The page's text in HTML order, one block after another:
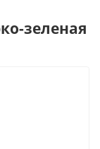
зеленая